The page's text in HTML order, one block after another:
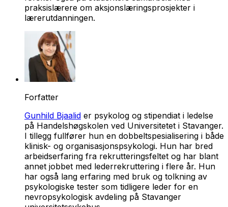
praksislærere om aksjonslæringsprosjekter i
lærerutdanningen.
Forfatter
Gunhild Bjaalid er psykolog og stipendiat i ledelse
på Handelshøgskolen ved Universitetet i Stavanger.
I tillegg fullfører hun en dobbeltspesialisering i både
klinisk- og organisasjonspsykologi. Hun har bred
arbeidserfaring fra rekrutteringsfeltet og har blant
annet jobbet med lederrekruttering i flere år. Hun
har også lang erfaring med bruk og tolkning av
psykologiske tester som tidligere leder for en
nevropsykologisk avdeling på Stavanger